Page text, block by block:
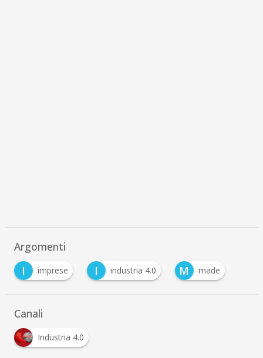
Argomenti
I
imprese I industria 4.0 M made
Canali
Industria 4.0